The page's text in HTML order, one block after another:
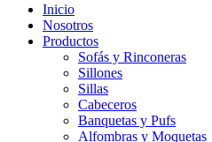
Inicio
Nosotros
Productos
Sofás y Rinconeras
Sillones
Sillas
Cabeceros
Banquetas y Pufs
Alfombras y Moquetas